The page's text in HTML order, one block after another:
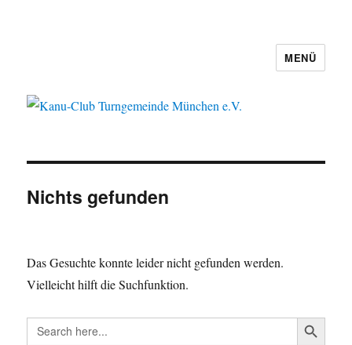
Kanu-Club Turngemeinde München
e.V.
MENÜ
Nichts gefunden
Das Gesuchte konnte leider nicht gefunden werden.
Vielleicht hilft die Suchfunktion.
Search
for:
SEARCH